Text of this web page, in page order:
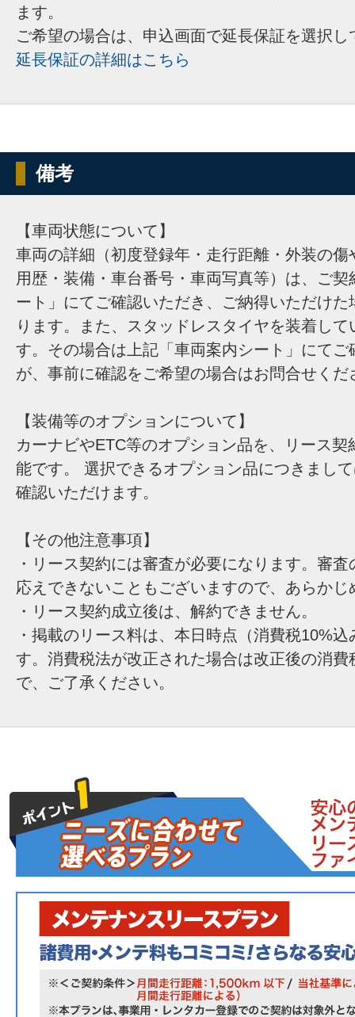
ます。
ご希望の場合は、申込画面で延長保証を選択し
延長保証の詳細はこちら
備考
【車両状態について】
車両の詳細（初度登録年・走行距離・外装の傷
用歴・装備・車台番号・車両写真等）は、ご
ート」にてご確認いただき、ご納得いただけ
ります。また、スタッドレスタイヤを装着し
す。その場合は上記「車両案内シート」にてご
が、事前に確認をご希望の場合はお問合せくだ
【装備等のオプションについて】
カーナビやETC等のオプション品を、リース契
能です。 選択できるオプション品につきまし
確認いただけます。
【その他注意事項】
・リース契約には審査が必要になります。審
応えできないこともございますので、あらか
・リース契約成立後は、解約できません。
・掲載のリース料は、本日時点（消費税10%
す。消費税法が改正された場合は改正後の消費
で、ご了承ください。